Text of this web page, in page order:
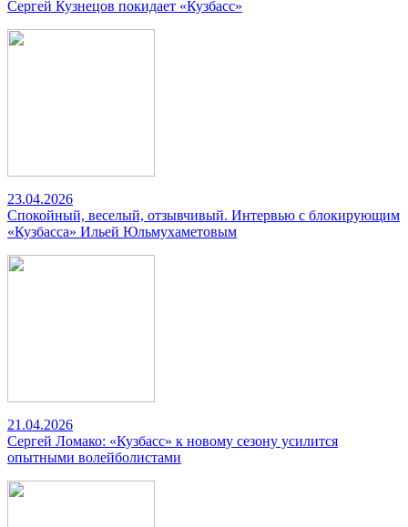
Сергей Кузнецов покидает «Кузбасс»
23.04.2026
Спокойный, веселый, отзывчивый. Интервью с блокирующим
«Кузбасса» Ильей Юльмухаметовым
21.04.2026
Сергей Ломако: «Кузбасс» к новому сезону усилится
опытными волейболистами